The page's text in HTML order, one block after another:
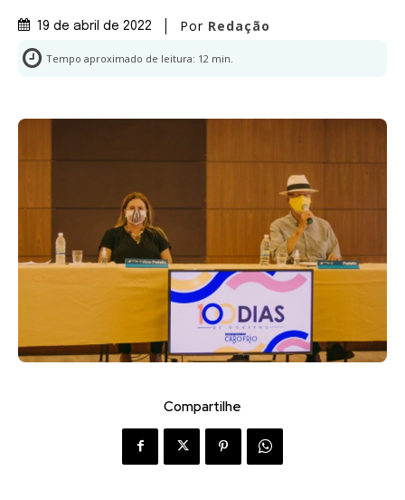
19 de abril de 2022 Por Redação
Tempo aproximado de leitura: 12 min.
Compartilhe